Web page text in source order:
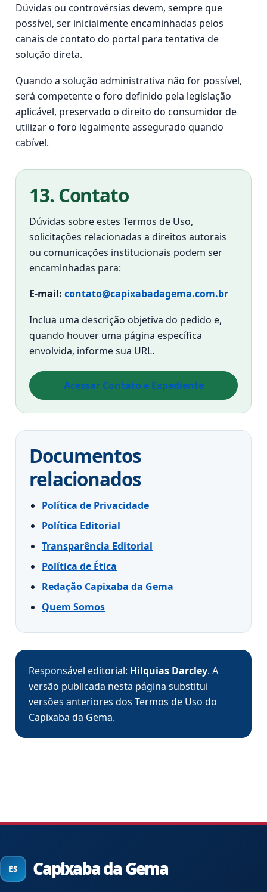
Dúvidas ou controvérsias devem, sempre que
possível, ser inicialmente encaminhadas pelos
canais de contato do portal para tentativa de
solução direta.
Quando a solução administrativa não for possível,
será competente o foro definido pela legislação
aplicável, preservado o direito do consumidor de
utilizar o foro legalmente assegurado quando
cabível.
13. Contato
Dúvidas sobre estes Termos de Uso,
solicitações relacionadas a direitos autorais
ou comunicações institucionais podem ser
encaminhadas para:
E-mail: contato@capixabadagema.com.br
Inclua uma descrição objetiva do pedido e,
quando houver uma página específica
envolvida, informe sua URL.
Acessar Contato e Expediente
Documentos
relacionados
Política de Privacidade
Política Editorial
Transparência Editorial
Política de Ética
Redação Capixaba da Gema
Quem Somos
Responsável editorial: Hilquias Darcley. A
versão publicada nesta página substitui
versões anteriores dos Termos de Uso do
Capixaba da Gema.
Capixaba da Gema